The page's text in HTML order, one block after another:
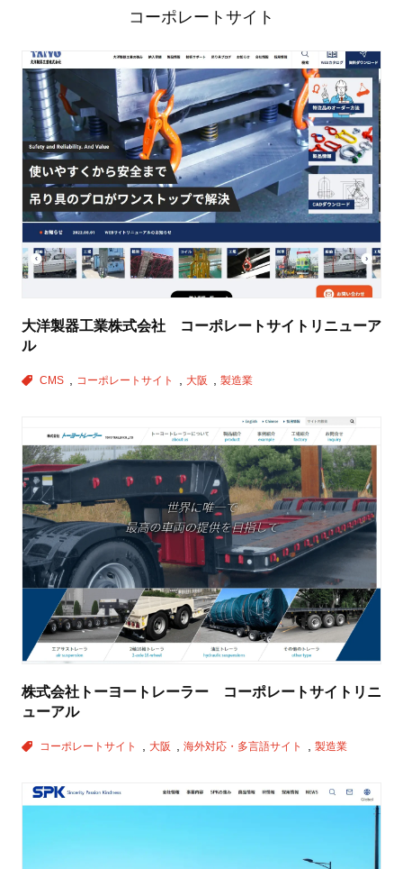
コーポレートサイト
大洋製器工業株式会社 コーポレートサイトリニューア
ル
CMS コーポレートサイト 大阪 製造業
株式会社トーヨートレーラー コーポレートサイトリニ
ューアル
コーポレートサイト 大阪 海外対応・多言語サイト 製造業